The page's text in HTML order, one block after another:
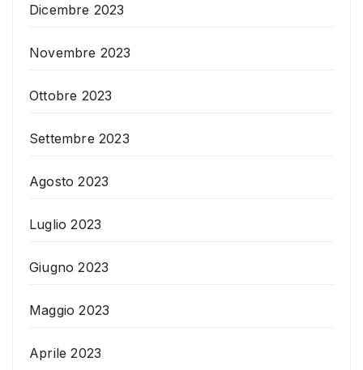
Dicembre 2023
Novembre 2023
Ottobre 2023
Settembre 2023
Agosto 2023
Luglio 2023
Giugno 2023
Maggio 2023
Aprile 2023